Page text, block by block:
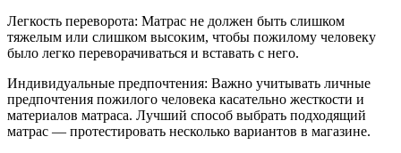
Легкость переворота: Матрас не должен быть слишком
тяжелым или слишком высоким, чтобы пожилому человеку
было легко переворачиваться и вставать с него.
Индивидуальные предпочтения: Важно учитывать личные
предпочтения пожилого человека касательно жесткости и
материалов матраса. Лучший способ выбрать подходящий
матрас — протестировать несколько вариантов в магазине.